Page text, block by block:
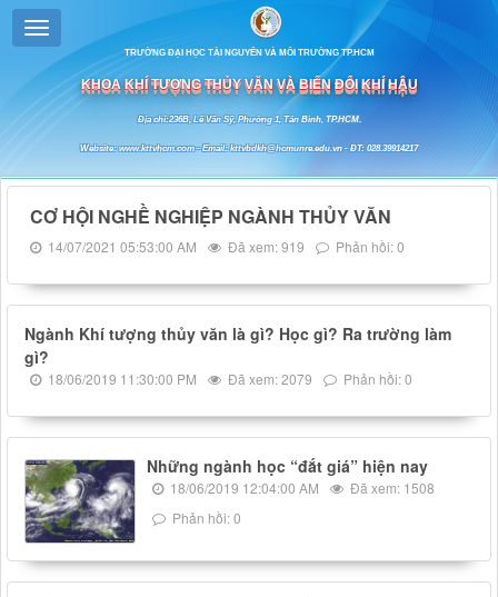
TRƯỜNG ĐẠI HỌC TÀI NGUYÊN VÀ MÔI TRƯỜNG TP.HCM
KHOA KHÍ TƯỢNG THỦY VĂN VÀ BIẾN ĐỔI KHÍ HẬU
Địa chỉ:236B, Lê Văn Sỹ, Phường 1, Tân Bình, TP.HCM.
Website: www.kttvhcm.com - Email: kttvbdkh@hcmunre.edu.vn - ĐT: 028.39914217
CƠ HỘI NGHỀ NGHIỆP NGÀNH THỦY VĂN
14/07/2021 05:53:00 AM Đã xem: 919 Phản hồi: 0
Ngành Khí tượng thủy văn là gì? Học gì? Ra trường làm
gì?
18/06/2019 11:30:00 PM Đã xem: 2079 Phản hồi: 0
Những ngành học “đắt giá” hiện nay
18/06/2019 12:04:00 AM
Đã xem: 1508
Phản hồi: 0